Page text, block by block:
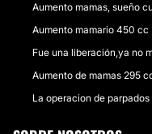
Aumento mamas, sueño
Aumento mamario 450 cc
Fue una liberación,ya no
Aumento de mamas 295
La operacion de